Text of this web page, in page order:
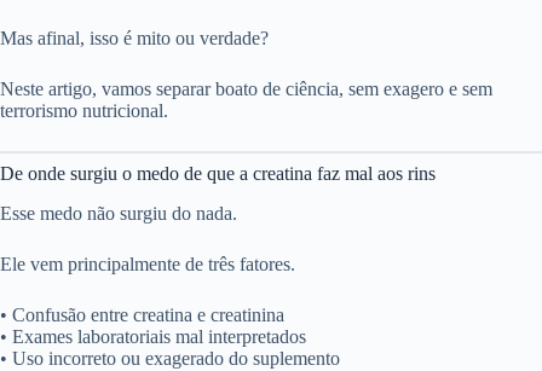
Mas afinal, isso é mito ou verdade?
Neste artigo, vamos separar boato de ciência, sem exagero e sem
terrorismo nutricional.
De onde surgiu o medo de que a creatina faz mal aos rins
Esse medo não surgiu do nada.
Ele vem principalmente de três fatores.
• Confusão entre creatina e creatinina
• Exames laboratoriais mal interpretados
• Uso incorreto ou exagerado do suplemento